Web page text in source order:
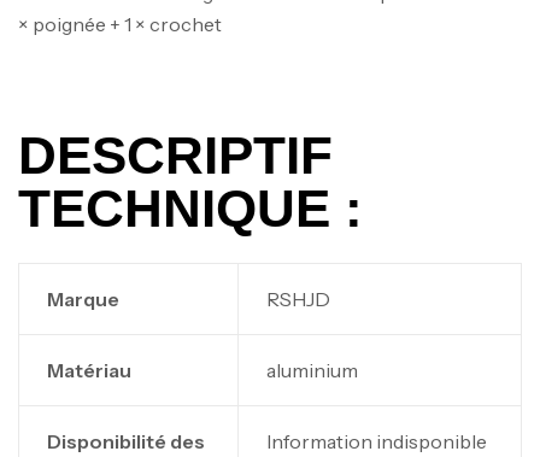
× poignée + 1 × crochet
DESCRIPTIF
TECHNIQUE :
Marque ‎RSHJD
Matériau ‎aluminium
Disponibilité des
‎Information indisponible
1.83m 120/250gr 30kg